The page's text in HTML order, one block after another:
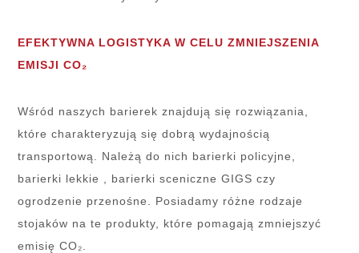
EFEKTYWNA LOGISTYKA W CELU ZMNIEJSZENIA
EMISJI CO₂
Wśród naszych barierek znajdują się rozwiązania,
które charakteryzują się dobrą wydajnością
transportową. Należą do nich barierki policyjne,
barierki lekkie , barierki sceniczne GIGS czy
ogrodzenie przenośne. Posiadamy różne rodzaje
stojaków na te produkty, które pomagają zmniejszyć
emisię CO₂.